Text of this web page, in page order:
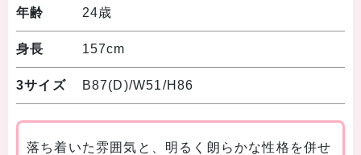
年齢 24歳
身長 157cm
3サイズ B87(D)/W51/H86
落ち着いた雰囲気と、明るく朗らかな性格を併せ